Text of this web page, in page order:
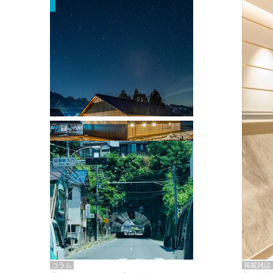
掲載雑誌
掲載雑誌・書籍
『街歩き研修「アールデコとモダニズ
ム、和風バロック」』のレポート記事が
掲載
コラム